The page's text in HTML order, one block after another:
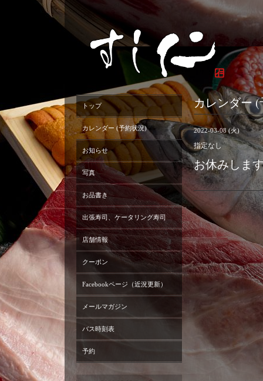
カレンダー
2022-03-08 (火)
指定なし
お休みしま
トップ
カレンダー (予約状況)
お知らせ
写真
お品書き
出張寿司、ケータリング寿司
店舗情報
クーポン
Facebookページ（近況更新）
メールマガジン
バス時刻表
予約